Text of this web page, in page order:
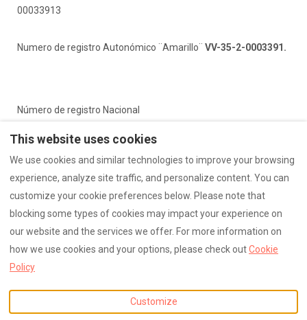
00033913
Numero de registro Autonómico ¨Amarillo¨ VV-35-2-0003391.
Número de registro Nacional
00033902
Numero de registro Autonómico ¨Azul¨VV-35-2-0003390.
English
Calle Puipana, Villaverde, La
Oliva , Spain 35640.
©2026
All rights reserved- Powered
This website uses cookies
We use cookies and similar technologies to improve your browsing
experience, analyze site traffic, and personalize content. You can
customize your cookie preferences below. Please note that
blocking some types of cookies may impact your experience on
our website and the services we offer. For more information on
how we use cookies and your options, please check outCookie
Policy
Customize